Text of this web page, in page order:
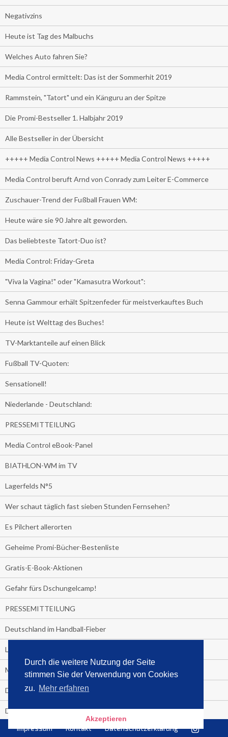
Durch die weitere Nutzung der Seite
stimmen Sie der Verwendung von Cookies
zu. Mehr erfahren
Akzeptieren
Negativzins
Heute ist Tag des Malbuchs
Welches Auto fahren Sie?
Media Control ermittelt: Das ist der Sommerhit 2019
Rammstein, "Tatort" und ein Känguru an der Spitze
Die Promi-Bestseller 1. Halbjahr 2019
Alle Bestseller in der Übersicht
+++++ Media Control News +++++ Media Control News +++++
Media Control beruft Arnd von Conrady zum Leiter E-Commerce
Zuschauer-Trend der Fußball Frauen WM:
Heute wäre sie 90 Jahre alt geworden.
Das beliebteste Tatort-Duo ist?
Media Control: Friday-Greta
"Viva la Vagina!" oder "Kamasutra Workout":
Senna Gammour erhält Spitzenfeder für meistverkauftes Buch
Heute ist Welttag des Buches!
TV-Marktanteile auf einen Blick
Fußball TV-Quoten:
Sensationell!
Niederlande - Deutschland:
PRESSEMITTEILUNG
Media Control eBook-Panel
BIATHLON-WM im TV
Lagerfelds N°5
Wer schaut täglich fast sieben Stunden Fernsehen?
Es Pilchert allerorten
Geheime Promi-Bücher-Bestenliste
Gratis-E-Book-Aktionen
Gefahr fürs Dschungelcamp!
PRESSEMITTEILUNG
Deutschland im Handball-Fieber
Libri und Media Control verlängern Vertrag langfristig
Medienquiz:
Deutschlands Jahrescharts 2018
Die TV-Quotenkönige 2018
KNV und Media Control verlängern vorzeitig Zusammenarbeit
Impressum Kontakt Datenschutzerklärung